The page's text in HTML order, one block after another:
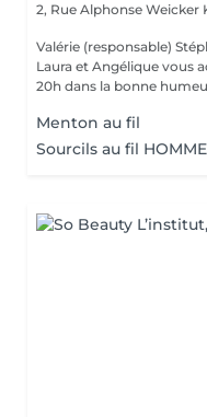
2, Rue Alphonse Weicker
Valérie (responsable)
Laura et Angélique vous
Menton au fil
Sourcils au fil HOMME